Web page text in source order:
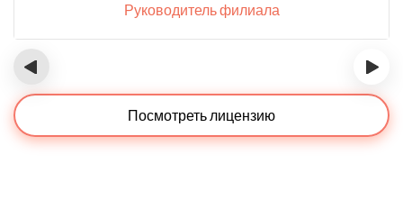
Руководитель филиала
‹ ›
Посмотреть лицензию